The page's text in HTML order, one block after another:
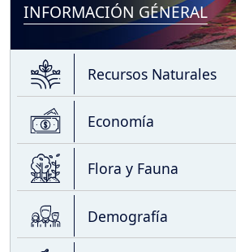
INFORMACIÓN GÉNERAL
Recursos Naturales
Economía
Flora y Fauna
Demografía